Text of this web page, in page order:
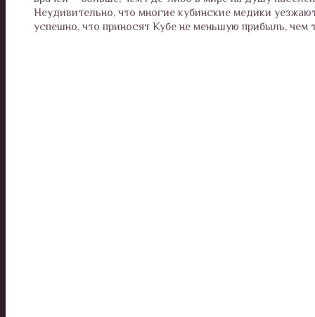
Неудивительно, что многие кубинские медики
успешно, что приносят Кубе не меньшую прибыль, чем